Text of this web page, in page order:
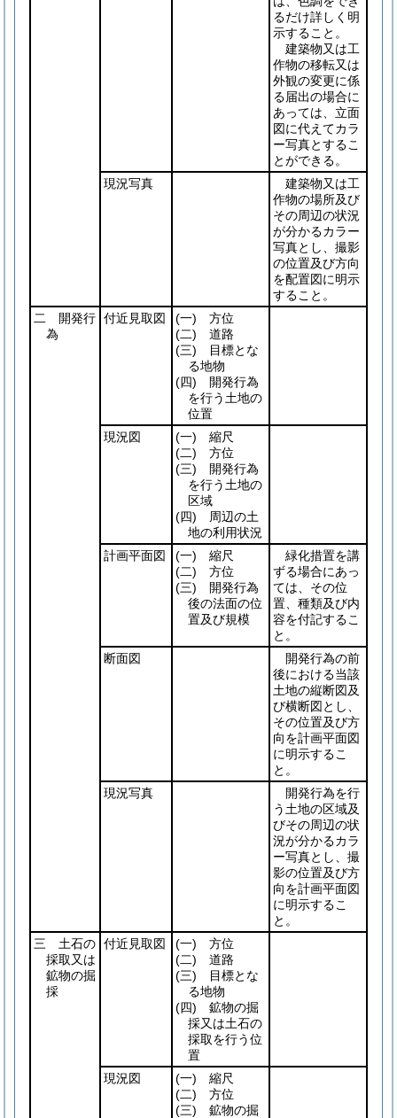
るだけ詳しく明
示すること。
建築物又は工
作物の移転又は
外観の変更に係
る届出の場合に
あっては、立面
図に代えてカラ
ー写真とするこ
とができる。
現況写真
建築物又は工
作物の場所及び
その周辺の状況
が分かるカラー
写真とし、撮影
の位置及び方向
を配置図に明示
すること。
二 開発行
為
付近見取図 (一) 方位
(二) 道路
(三) 目標とな
る地物
(四) 開発行為
を行う土地の
位置
現況図
(一) 縮尺
(二) 方位
(三) 開発行為
を行う土地の
区域
(四) 周辺の土
地の利用状況
計画平面図
(一) 縮尺
(二) 方位
(三) 開発行為
後の法面の位
置及び規模
緑化措置を講
ずる場合にあっ
ては、その位
置、種類及び内
容を付記するこ
と。
断面図
開発行為の前
後における当該
土地の縦断図及
び横断図とし、
その位置及び方
向を計画平面図
に明示するこ
と。
現況写真
開発行為を行
う土地の区域及
びその周辺の状
況が分かるカラ
ー写真とし、撮
影の位置及び方
向を計画平面図
に明示するこ
と。
三 土石の
採取又は
鉱物の掘
採
付近見取図 (一) 方位
(二) 道路
(三) 目標とな
る地物
(四) 鉱物の掘
採又は土石の
採取を行う位
置
現況図
(一) 縮尺
(二) 方位
(三) 鉱物の掘